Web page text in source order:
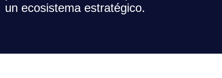
un ecosistema estratégico.